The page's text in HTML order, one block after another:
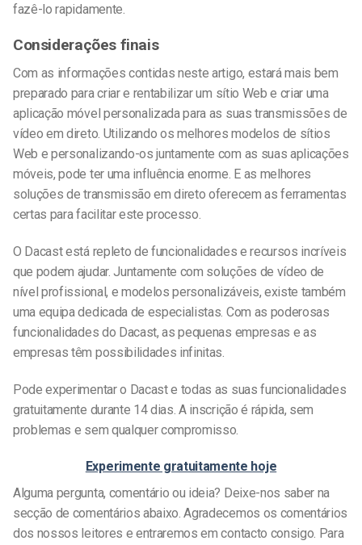
fazê-lo rapidamente.
Considerações finais
Com as informações contidas neste artigo, estará mais bem
preparado para criare rentabilizarum sítio Web e criar uma
aplicação móvel personalizada para as suas transmissões de
vídeo em direto. Utilizando os melhores modelos de sítios
Web e personalizando-os juntamente com as suas aplicações
móveis, pode ter uma influência enorme. E as melhores
soluções de transmissão em direto oferecem as ferramentas
certas para facilitar este processo.
O Dacast está repleto de funcionalidades e recursos incríveis
que podem ajudar. Juntamente com soluções de vídeo de
nível profissional, e modelos personalizáveis, existe também
uma equipa dedicada de especialistas. Com as poderosas
funcionalidades do Dacast, as pequenas empresas e as
empresas têm possibilidades infinitas.
Pode experimentar o Dacast e todas as suas funcionalidades
gratuitamente durante 14 dias. A inscrição é rápida, sem
problemas e sem qualquer compromisso.
Experimente gratuitamente hoje
Alguma pergunta, comentário ou ideia? Deixe-nos saber na
secção de comentários abaixo. Agradecemos os comentários
dos nossos leitores e entraremos em contacto consigo. Para